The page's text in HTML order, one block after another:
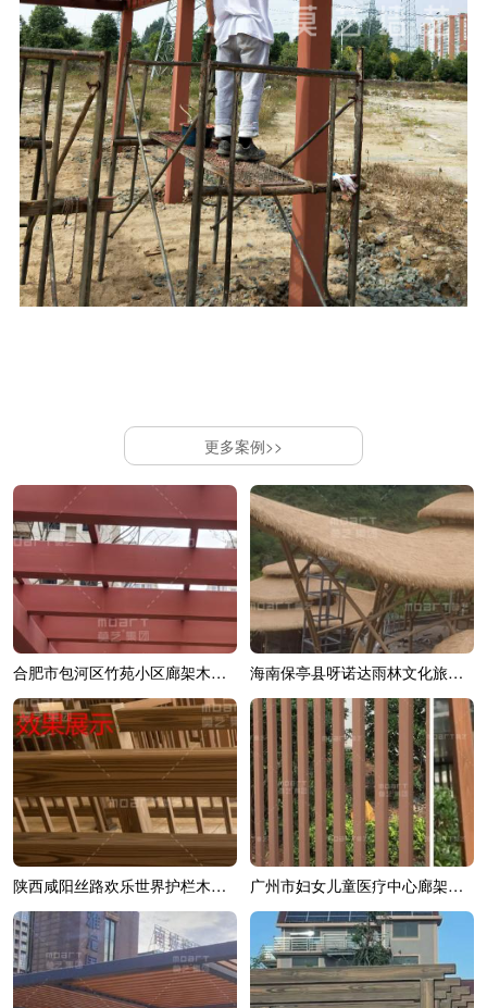
更多案例>>
合肥市包河区竹苑小区廊架木纹漆效果展示 海南保亭县呀诺达雨林文化旅游区综合造...
陕西咸阳丝路欢乐世界护栏木纹漆效果展示 广州市妇女儿童医疗中心廊架木纹漆效果展示